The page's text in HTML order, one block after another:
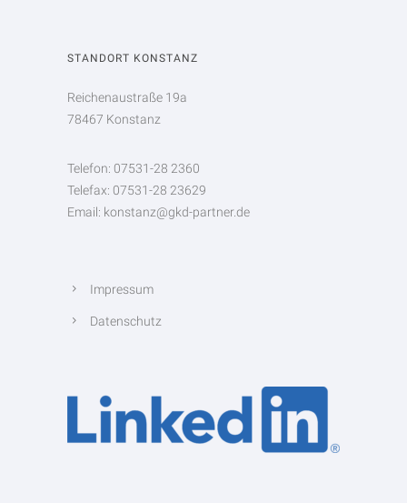
STANDORT KONSTANZ
Reichenaustraße 19a
78467 Konstanz
Telefon: 07531-28 2360
Telefax: 07531-28 23629
Email: konstanz@gkd-partner.de
Impressum
Datenschutz